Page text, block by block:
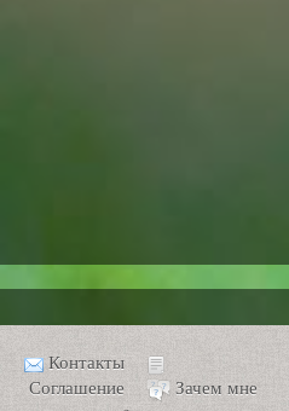
Контакты
Соглашение
Зачем мне